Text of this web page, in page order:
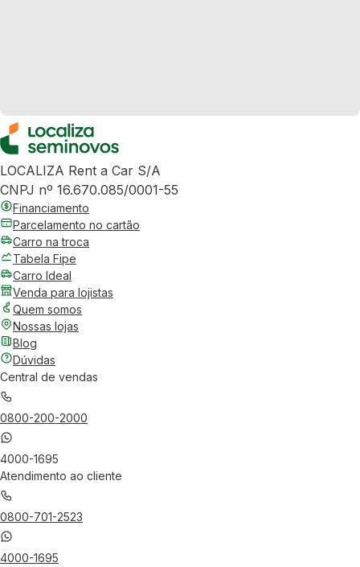
LOCALIZA Rent a Car S/A
CNPJ nº 16.670.085/0001-55
Financiamento
Parcelamento no cartão
Carro na troca
Tabela Fipe
Carro Ideal
Venda para lojistas
Quem somos
Nossas lojas
Blog
Dúvidas
Central de vendas
0800-200-2000
4000-1695
Atendimento ao cliente
0800-701-2523
4000-1695